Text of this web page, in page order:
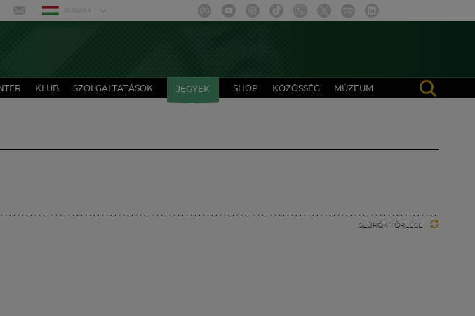
MAGYAR
KLUB SZOLGÁLTATÁSOK JEGYEK SHOP KÖZÖSSÉG MÚZEUM
SZŰRŐK TÖRLÉSE